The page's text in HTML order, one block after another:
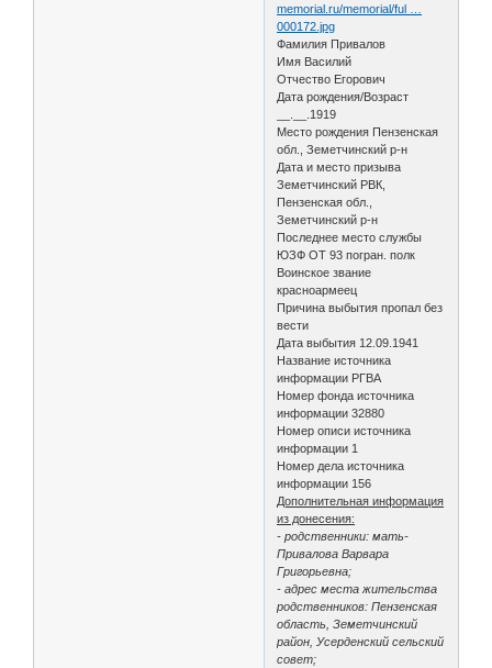
memorial.ru/memorial/ful …
000172.jpg
Фамилия Привалов
Имя Василий
Отчество Егорович
Дата рождения/Возраст
__.__.1919
Место рождения Пензенская
обл., Земетчинский р-н
Дата и место призыва
Земетчинский РВК,
Пензенская обл.,
Земетчинский р-н
Последнее место службы
ЮЗФ ОТ 93 погран. полк
Воинское звание
красноармеец
Причина выбытия пропал без
вести
Дата выбытия 12.09.1941
Название источника
информации РГВА
Номер фонда источника
информации 32880
Номер описи источника
информации 1
Номер дела источника
информации 156
Дополнительная информация
из донесения:
- родственники: мать-
Привалова Варвара
Григорьевна;
- адрес места жительства
родственников: Пензенская
область, Земетчинский
район, Усерденский сельский
совет;